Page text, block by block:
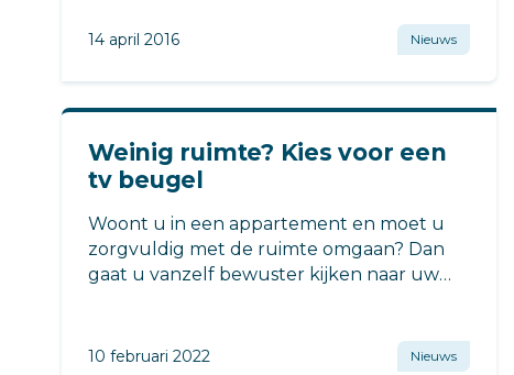
14 april 2016 Nieuws
Weinig ruimte? Kies voor een
tv beugel
Woont u in een appartement en moet u
zorgvuldig met de ruimte omgaan? Dan
gaat u vanzelf bewuster kijken naar uw
10 februari 2022 Nieuws